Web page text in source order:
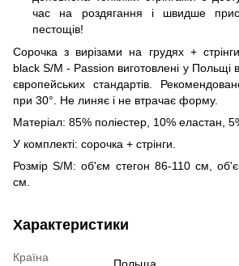
час на роздягання і швидше
пестощів!
Сорочка з вирізами на грудях +
black S/M - Passion виготовлені ​​у Польщі
європейських стандартів.
при 30°. Не линяє і не втрачає форму.
Матеріал: 85% поліестер, 10% еластан,
У комплекті: сорочка + стрінги.
Розмір S/M: об'єм стегон 86-110 см,
см.
Характеристики
Країна